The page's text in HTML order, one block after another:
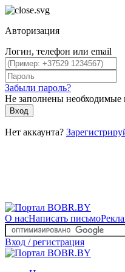
Авторизация
Логин, телефон или email
Забыли пароль?
Не заполнены необходимые
Вход
Нет аккаунта?
О насНаписать письмо
Вход / регистрация